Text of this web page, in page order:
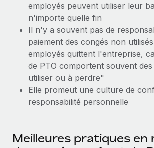
employés peuvent utiliser leur
n'importe quelle fin
Il n'y a souvent pas de
paiement des congés non
employés quittent l'entreprise,
de PTO comportent souvent
utiliser ou à perdre"
Elle promeut une culture de
responsabilité personnelle
Meilleures pratiques en